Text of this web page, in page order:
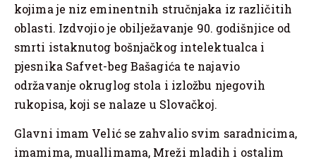
kojima je niz eminentnih stručnjaka iz različitih
oblasti. Izdvojio je obilježavanje 90. godišnjice od
smrti istaknutog bošnjačkog intelektualca i
pjesnika Safvet-beg Bašagića te najavio
održavanje okruglog stola i izložbu njegovih
rukopisa, koji se nalaze u Slovačkoj.
Glavni imam Velić se zahvalio svim saradnicima,
imamima, muallimama, Mreži mladih i ostalim